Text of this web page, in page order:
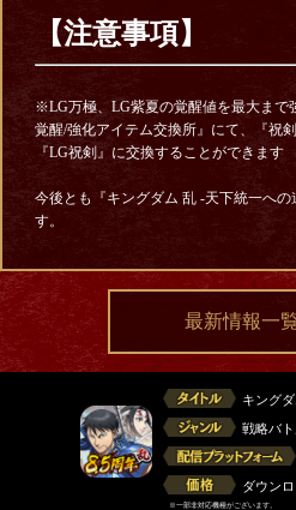
【注意事項】
※LG万極、LG紫夏の覚醒値を最大まで
覚醒/強化アイテム交換所』にて、『祝
『LG祝剣』に交換することができます
今後とも『キングダム 乱 -天下統一へ
す。
最新情報一
キング
戦略バト
ダウン
※一部非対応機種がございます。